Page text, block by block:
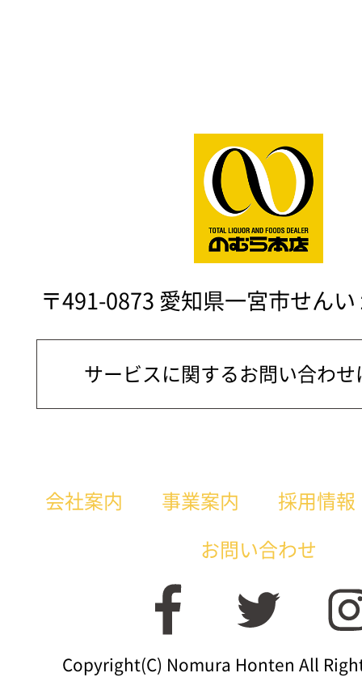
〒491-0873 愛知県一宮市せん
サービスに関するお問い合わせ
会社案内 事業案内 採用情報
お問い合わせ
Copyright(C) Nomura Honten All